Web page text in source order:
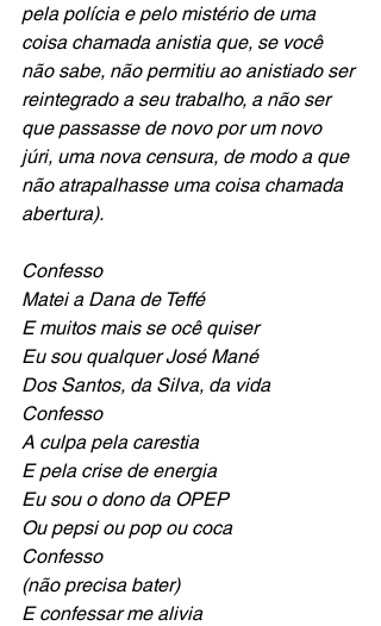
pela polícia e pelo mistério de uma
coisa chamada anistia que, se você
não sabe, não permitiu ao anistiado ser
reintegrado a seu trabalho, a não ser
que passasse de novo por um novo
júri, uma nova censura, de modo a que
não atrapalhasse uma coisa chamada
abertura).
Confesso
Matei a Dana de Teffé
E muitos mais se ocê quiser
Eu sou qualquer José Mané
Dos Santos, da Silva, da vida
Confesso
A culpa pela carestia
E pela crise de energia
Eu sou o dono da OPEP
Ou pepsi ou pop ou coca
Confesso
(não precisa bater)
E confessar me alivia